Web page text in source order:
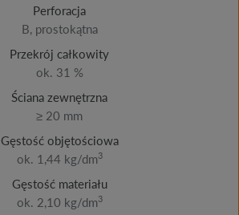
Perforacja
B, prostokątna
Przekrój całkowity
ok. 31 %
Ściana zewnętrzna
≥ 20 mm
Gęstość objętościowa
ok. 1,44 kg/dm3
Gęstość materiału
ok. 2,10 kg/dm3